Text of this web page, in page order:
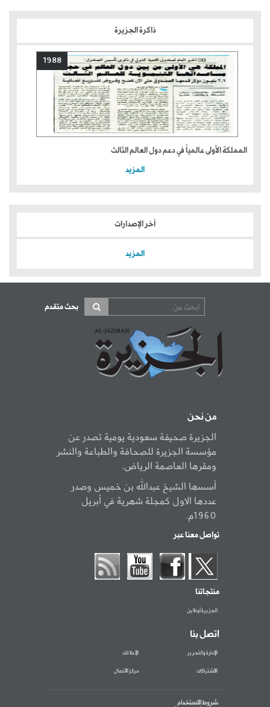
ذاكرة الجزيرة
1988
المملكة الأولى عالمياً في دعم دول العالم الثالث
المزيد
آخر الإصدارات
المزيد
بحث متقدم
من نحن
الجزيرة صحيفة سعودية يومية تصدر عن
مؤسسة الجزيرة للصحافة والطباعة والنشر
ومقرها العاصمة الرياض.
أسسها الشيخ عبدالله بن خميس وصدر
عددها الاول كمجلة شهرية في أبريل
1960م.
تواصل معنا عبر
منتجاتنا
الجزيرة أونلاين
اتصل بنا
الإدارة والتحرير الإعلانات
الاشتراكات مركز الاتصال
شروط الاستخدام